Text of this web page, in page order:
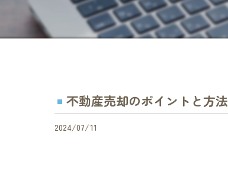
不動産売却のポイントと方法
2024/07/11